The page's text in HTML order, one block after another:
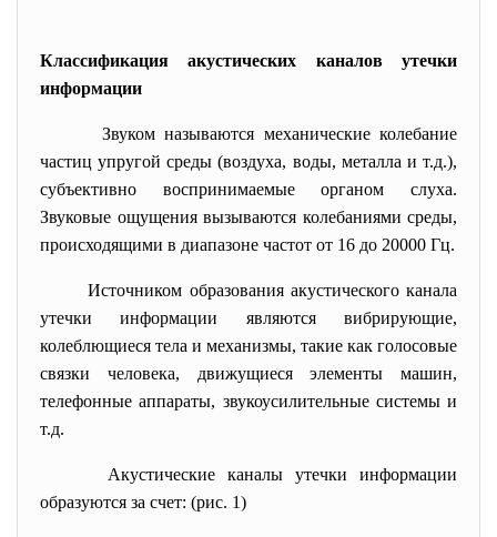
Классификация акустических каналов утечки
информации
Звуком называются механические колебание
частиц упругой среды (воздуха, воды, металла и т.д.),
субъективно воспринимаемые органом слуха.
Звуковые ощущения вызываются колебаниями среды,
происходящими в диапазоне частот от 16 до 20000 Гц.
Источником образования акустического канала
утечки информации являются вибрирующие,
колеблющиеся тела и механизмы, такие как голосовые
связки человека, движущиеся элементы машин,
телефонные аппараты, звукоусилительные системы и
т.д.
Акустические каналы утечки информации
образуются за счет: (рис. 1)